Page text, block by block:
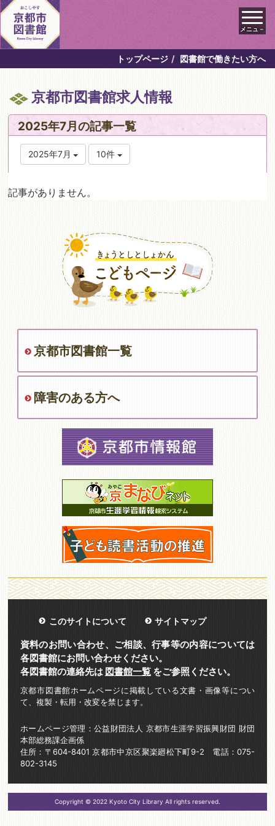
メニュ－
トップページ 図書館で働きたい方へ
京都市図書館求人情報
2025年7月の記事一覧
2025年7月 10件
記事がありません。
京都市図書館一覧
障害のある方へ
このサイトについて サイトマップ
資料のお問い合わせ、ご相談、行事等の内容については
各図書館にお問い合わせください。
各図書館の連絡先は 図書館一覧をご参照ください。
京都市図書館ホームページに掲載している文書・画像等につい
て、複製・転用・改変を禁じます。
ホームページ管理：公益財団法人 京都市生涯学習振興財団 財団
本部総務課企画係
住所：〒604-8401 京都市中京区聚楽廻松下町9-2 電話：075-
802-3145
Copyright © 2022 Kyoto City Library All rights reserved.